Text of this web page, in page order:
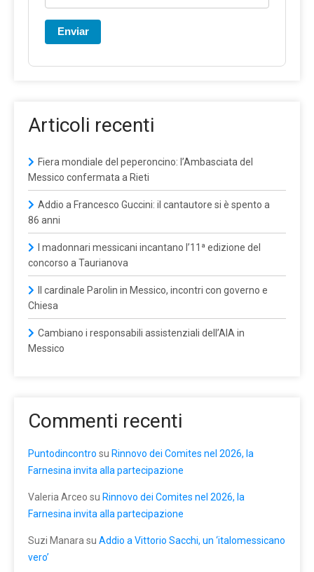
Enviar
Articoli recenti
Fiera mondiale del peperoncino: l’Ambasciata del
Messico confermata a Rieti
Addio a Francesco Guccini: il cantautore si è spento a
86 anni
I madonnari messicani incantano l’11ª edizione del
concorso a Taurianova
Il cardinale Parolin in Messico, incontri con governo e
Chiesa
Cambiano i responsabili assistenziali dell’AIA in
Messico
Commenti recenti
Puntodincontro su Rinnovo dei Comites nel 2026, la
Farnesina invita alla partecipazione
Valeria Arceo su Rinnovo dei Comites nel 2026, la
Farnesina invita alla partecipazione
Suzi Manara su Addio a Vittorio Sacchi, un ‘italomessicano
vero’